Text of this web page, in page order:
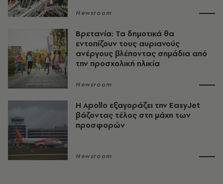
Newsroom
Βρετανία: Τα δημοτικά θα
εντοπίζουν τους αυριανούς
ανέργους βλέποντας σημάδια από
την προσχολική ηλικία
Newsroom
Η Apollo εξαγοράζει την EasyJet
βάζοντας τέλος στη μάχη των
προσφορών
Newsroom